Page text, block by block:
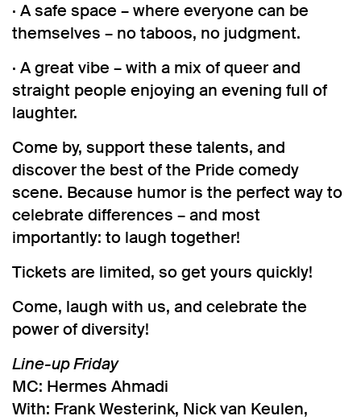
· A safe space – where everyone can be
themselves – no taboos, no judgment.
· A great vibe – with a mix of queer and
straight people enjoying an evening full of
laughter.
Come by, support these talents, and
discover the best of the Pride comedy
scene. Because humor is the perfect way to
celebrate differences – and most
importantly: to laugh together!
Tickets are limited, so get yours quickly!
Come, laugh with us, and celebrate the
power of diversity!
Line-up Friday
MC: Hermes Ahmadi
With: Frank Westerink, Nick van Keulen,
Inzoomen